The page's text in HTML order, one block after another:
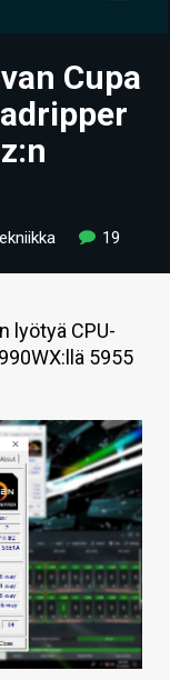
Cupa
19
lyötyä CPU-
5955